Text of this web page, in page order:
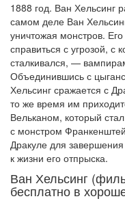
1888 год. Ван Хельсинг
самом деле Ван
уничтожая монстров.
справиться с угрозой, с
сталкивался, —
Объединившись с
Хельсинг сражается с
то же время им
Вельканом, который
с монстром
Дракуле для
к жизни его отпрыска.
Ван Хельсинг
бесплатно в